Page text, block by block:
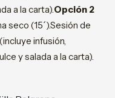
a la carta).Opción 2
seco (15´).Sesión de
infusión,
y salada a la carta).